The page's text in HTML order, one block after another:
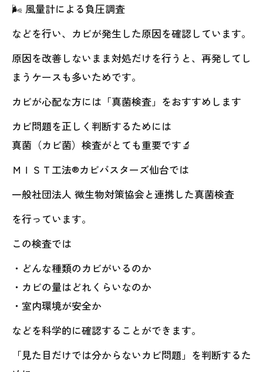
🌬 風量計による負圧調査
などを行い、カビが発生した原因を確認しています。
原因を改善しないまま対処だけを行うと、再発してし
まうケースも多いためです。
カビが心配な方には「真菌検査」をおすすめします
カビ問題を正しく判断するためには
真菌（カビ菌）検査がとても重要です🔬
ＭＩＳＴ工法®カビバスターズ仙台では
一般社団法人 微生物対策協会と連携した真菌検査
を行っています。
この検査では
・どんな種類のカビがいるのか
・カビの量はどれくらいなのか
・室内環境が安全か
などを科学的に確認することができます。
「見た目だけでは分からないカビ問題」を判断するた